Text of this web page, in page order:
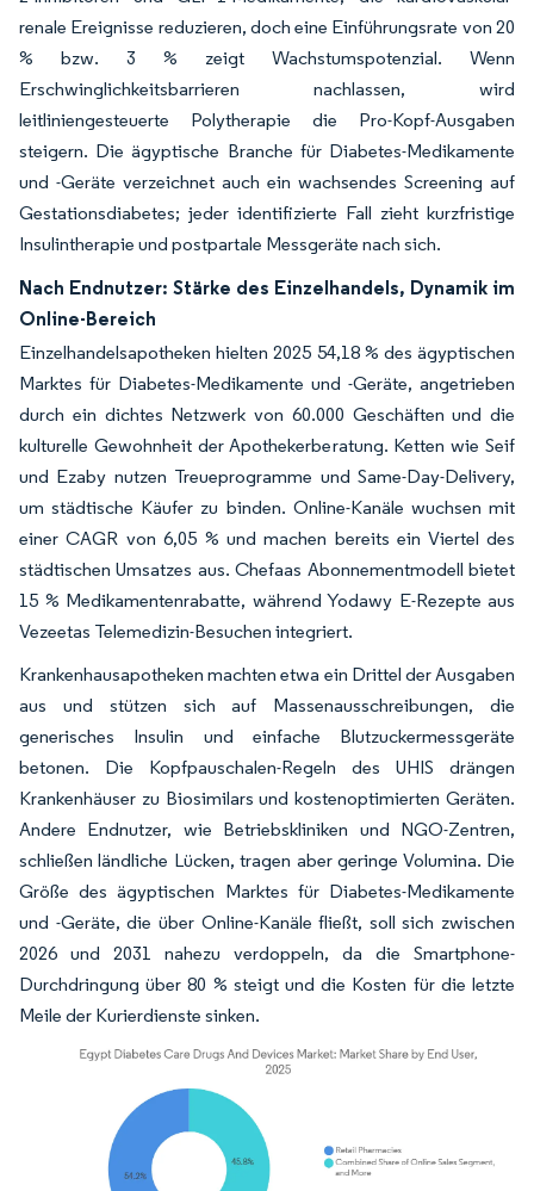
renale Ereignisse reduzieren, doch eine Einführungsrate von 20
% bzw. 3 % zeigt Wachstumspotenzial. Wenn
Erschwinglichkeitsbarrieren nachlassen, wird
leitliniengesteuerte Polytherapie die Pro-Kopf-Ausgaben
steigern. Die ägyptische Branche für Diabetes-Medikamente
und -Geräte verzeichnet auch ein wachsendes Screening auf
Gestationsdiabetes; jeder identifizierte Fall zieht kurzfristige
Insulintherapie und postpartale Messgeräte nach sich.
Nach Endnutzer: Stärke des Einzelhandels, Dynamik im
Online-Bereich
Einzelhandelsapotheken hielten 2025 54,18 % des ägyptischen
Marktes für Diabetes-Medikamente und -Geräte, angetrieben
durch ein dichtes Netzwerk von 60.000 Geschäften und die
kulturelle Gewohnheit der Apothekerberatung. Ketten wie Seif
und Ezaby nutzen Treueprogramme und Same-Day-Delivery,
um städtische Käufer zu binden. Online-Kanäle wuchsen mit
einer CAGR von 6,05 % und machen bereits ein Viertel des
städtischen Umsatzes aus. Chefaas Abonnementmodell bietet
15 % Medikamentenrabatte, während Yodawy E-Rezepte aus
Vezeetas Telemedizin-Besuchen integriert.
Krankenhausapotheken machten etwa ein Drittel der Ausgaben
aus und stützen sich auf Massenausschreibungen, die
generisches Insulin und einfache Blutzuckermessgeräte
betonen. Die Kopfpauschalen-Regeln des UHIS drängen
Krankenhäuser zu Biosimilars und kostenoptimierten Geräten.
Andere Endnutzer, wie Betriebskliniken und NGO-Zentren,
schließen ländliche Lücken, tragen aber geringe Volumina. Die
Größe des ägyptischen Marktes für Diabetes-Medikamente
und -Geräte, die über Online-Kanäle fließt, soll sich zwischen
2026 und 2031 nahezu verdoppeln, da die Smartphone-
Durchdringung über 80 % steigt und die Kosten für die letzte
Meile der Kurierdienste sinken.